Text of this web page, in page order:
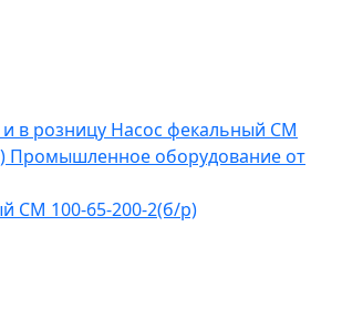
СМ 100-65-200-2(б/р)